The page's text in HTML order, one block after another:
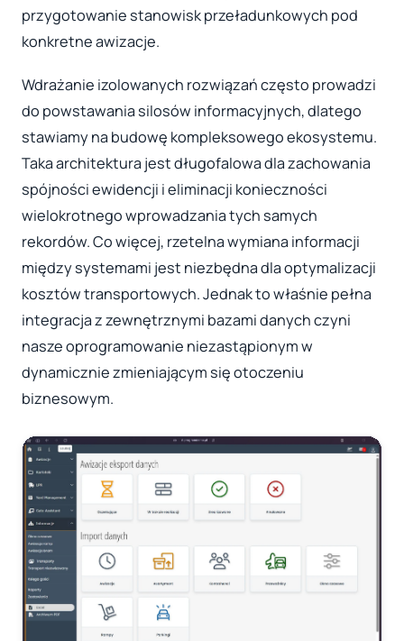
przygotowanie stanowisk przeładunkowych pod
konkretne awizacje.
Wdrażanie izolowanych rozwiązań często prowadzi
do powstawania silosów informacyjnych, dlatego
stawiamy na budowę kompleksowego ekosystemu.
Taka architektura jest długofalowa dla zachowania
spójności ewidencji i eliminacji konieczności
wielokrotnego wprowadzania tych samych
rekordów. Co więcej, rzetelna wymiana informacji
między systemami jest niezbędna dla optymalizacji
kosztów transportowych. Jednak to właśnie pełna
integracja z zewnętrznymi bazami danych czyni
nasze oprogramowanie niezastąpionym w
dynamicznie zmieniającym się otoczeniu
biznesowym.